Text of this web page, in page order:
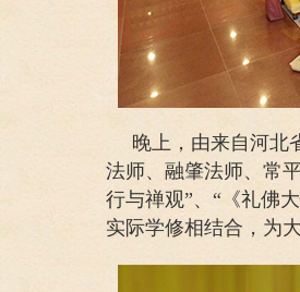
晚上，由来自河北
法师、融肇法师、常
行与禅观”、“《礼佛
实际学修相结合，为